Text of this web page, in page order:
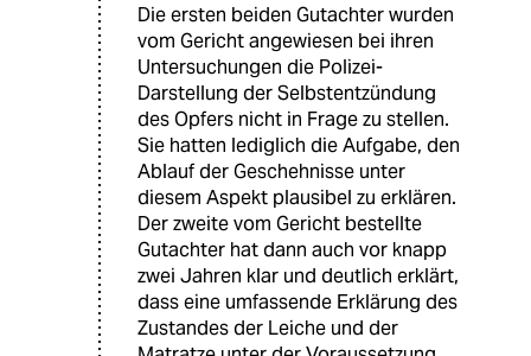
Die ersten beiden Gutachter wurden
vom Gericht angewiesen bei ihren
Untersuchungen die Polizei-
Darstellung der Selbstentzündung
des Opfers nicht in Frage zu stellen.
Sie hatten lediglich die Aufgabe, den
Ablauf der Geschehnisse unter
diesem Aspekt plausibel zu erklären.
Der zweite vom Gericht bestellte
Gutachter hat dann auch vor knapp
zwei Jahren klar und deutlich erklärt,
dass eine umfassende Erklärung des
Zustandes der Leiche und der